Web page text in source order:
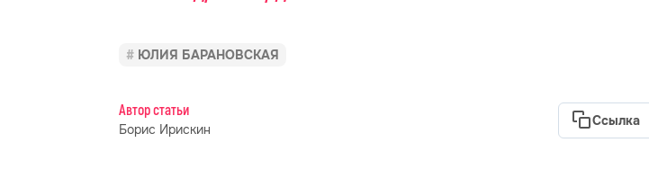
ЮЛИЯ БАРАНОВСКАЯ
Автор статьи
Борис Ирискин
Ссылка